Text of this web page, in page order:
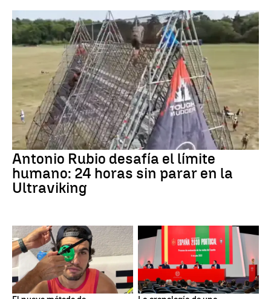
Antonio Rubio desafía el límite
humano: 24 horas sin parar en la
Ultraviking